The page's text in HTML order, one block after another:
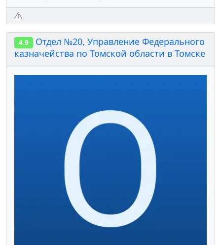
4.9
Отдел №20, Управление Федерального
казначейства по Томской области в Томске